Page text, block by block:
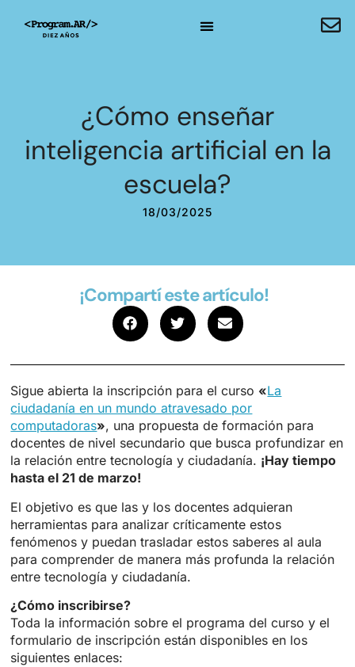
¿Cómo enseñar
inteligencia artificial en la
escuela?
18/03/2025
¡Compartí este artículo!
Sigue abierta la inscripción para el curso «La
ciudadanía en un mundo atravesado por
computadoras», una propuesta de formación para
docentes de nivel secundario que busca profundizar en
la relación entre tecnología y ciudadanía. ¡Hay tiempo
hasta el 21 de marzo!
El objetivo es que las y los docentes adquieran
herramientas para analizar críticamente estos
fenómenos y puedan trasladar estos saberes al aula
para comprender de manera más profunda la relación
entre tecnología y ciudadanía.
¿Cómo inscribirse?
Toda la información sobre el programa del curso y el
formulario de inscripción están disponibles en los
siguientes enlaces: